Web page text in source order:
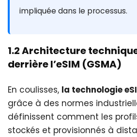
impliquée dans le processus.
1.2 Architecture
derrière l’eSIM (GSMA)
En coulisses, la technologie
grâce à des normes
définissent comment les
stockés et provisionnés à